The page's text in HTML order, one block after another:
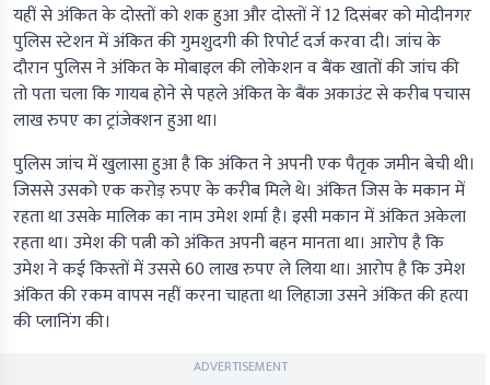
यहीं से अंकित के दोस्तों को शक हुआ और दोस्तों नें 12 दिसंबर को मोदीनगर
पुलिस स्टेशन में अंकित की गुमशुदगी की रिपोर्ट दर्ज करवा दी। जांच के
दौरान पुलिस ने अंकित के मोबाइल की लोकेशन व बैंक खातों की जांच की
तो पता चला कि गायब होने से पहले अंकित के बैंक अकाउंट से करीब पचास
लाख रुपए का ट्रांजेक्शन हुआ था।
पुलिस जांच में खुलासा हुआ है कि अंकित ने अपनी एक पैतृक जमीन बेची थी।
जिससे उसको एक करोड़ रुपए के करीब मिले थे। अंकित जिस के मकान में
रहता था उसके मालिक का नाम उमेश शर्मा है। इसी मकान में अंकित अकेला
रहता था। उमेश की पत्नी को अंकित अपनी बहन मानता था। आरोप है कि
उमेश ने कई किस्तों में उससे 60 लाख रुपए ले लिया था। आरोप है कि उमेश
अंकित की रकम वापस नहीं करना चाहता था लिहाजा उसने अंकित की हत्या
की प्लानिंग की।
ADVERTISEMENT